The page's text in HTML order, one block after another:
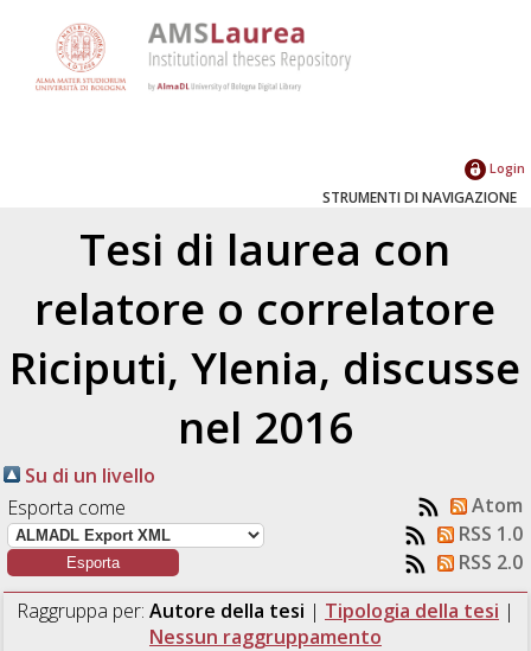
Login
STRUMENTI DI NAVIGAZIONE
Tesi di laurea con
relatore o correlatore
Riciputi, Ylenia, discusse
nel 2016
Su di un livello
Esporta come
Atom
RSS 1.0
RSS 2.0
Raggruppa per: Autore della tesi | Tipologia della tesi |
Nessun raggruppamento